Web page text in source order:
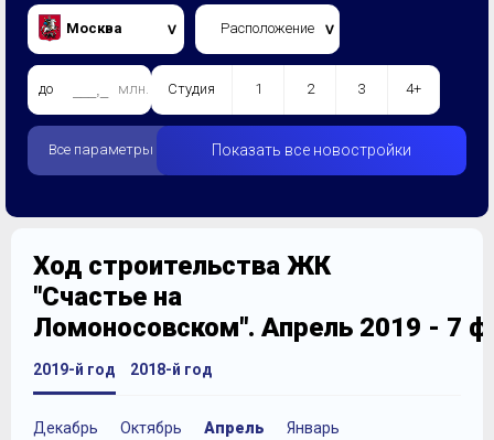
Москва Расположение
до млн. Студия 1 2 3 4+
Все параметры Показать все новостройки
Ход строительства ЖК
"Счастье на
Ломоносовском". Апрель 2019 - 7
2019-й год
Декабрь Октябрь Апрель Январь
2018-й год